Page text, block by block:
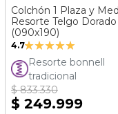
Colchón 1 Plaza y
Resorte Telgo Dorado
(090x190)
4.7Valoración:
93%Resorte bonnell
tradicional
$ 833.330
$ 249.999